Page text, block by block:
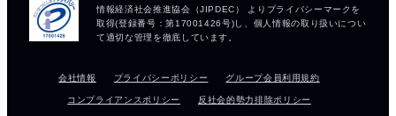
会社情報 プライバシーポリシー グループ会員利用規約
コンプライアンスポリシー 反社会的勢力排除ポリシー